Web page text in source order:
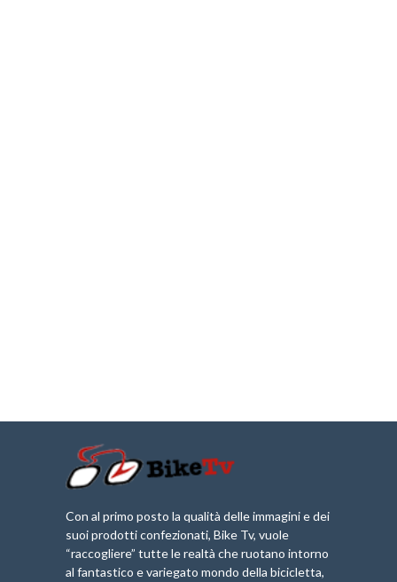
Con al primo posto la qualità delle immagini e dei
suoi prodotti confezionati, Bike Tv, vuole
“raccogliere” tutte le realtà che ruotano intorno
al fantastico e variegato mondo della bicicletta,